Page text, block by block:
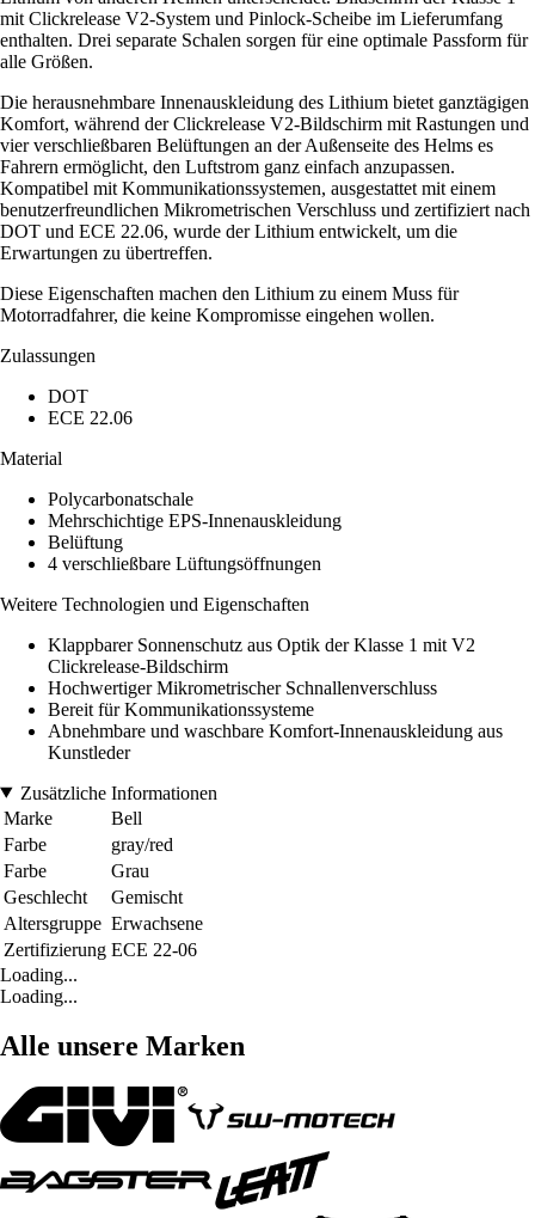
mit Clickrelease V2-System und Pinlock-Scheibe im Lieferumfang
enthalten. Drei separate Schalen sorgen für eine optimale Passform für
alle Größen.
Die herausnehmbare Innenauskleidung des Lithium bietet ganztägigen
Komfort, während der Clickrelease V2-Bildschirm mit Rastungen und
vier verschließbaren Belüftungen an der Außenseite des Helms es
Fahrern ermöglicht, den Luftstrom ganz einfach anzupassen.
Kompatibel mit Kommunikationssystemen, ausgestattet mit einem
benutzerfreundlichen Mikrometrischen Verschluss und zertifiziert nach
DOT und ECE 22.06, wurde der Lithium entwickelt, um die
Erwartungen zu übertreffen.
Diese Eigenschaften machen den Lithium zu einem Muss für
Motorradfahrer, die keine Kompromisse eingehen wollen.
Zulassungen
DOT
ECE 22.06
Material
Polycarbonatschale
Mehrschichtige EPS-Innenauskleidung
Belüftung
4 verschließbare Lüftungsöffnungen
Weitere Technologien und Eigenschaften
Klappbarer Sonnenschutz aus Optik der Klasse 1 mit V2
Clickrelease-Bildschirm
Hochwertiger Mikrometrischer Schnallenverschluss
Bereit für Kommunikationssysteme
Abnehmbare und waschbare Komfort-Innenauskleidung aus
Kunstleder
Zusätzliche Informationen
Marke
Bell
Farbe
gray/red
Farbe
Grau
Geschlecht
Gemischt
Altersgruppe Erwachsene
Zertifizierung ECE 22-06
Loading...
Loading...
Alle unsere Marken